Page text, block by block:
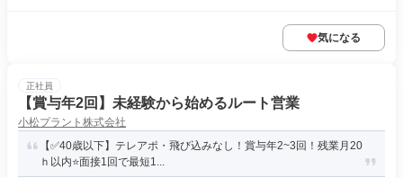
気になる
正社員
【賞与年2回】未経験から始めるルート営業
小松プラント株式会社
【✅40歳以下】テレアポ・飛び込みなし！賞与年2~3回！残業月20
ｈ以内⭐面接1回で最短1...